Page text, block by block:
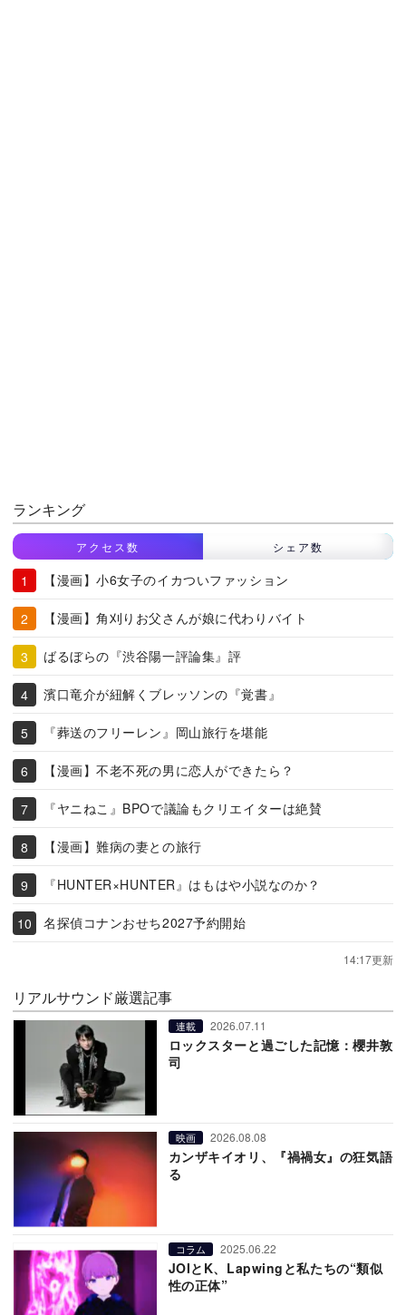
ランキング
アクセス数 シェア数
【漫画】小6女子のイカついファッション
【漫画】角刈りお父さんが娘に代わりバイト
ばるぼらの『渋谷陽一評論集』評
濱口竜介が紐解くブレッソンの『覚書』
『葬送のフリーレン』岡山旅行を堪能
【漫画】不老不死の男に恋人ができたら？
『ヤニねこ』BPOで議論もクリエイターは絶賛
【漫画】難病の妻との旅行
『HUNTER×HUNTER』はもはや小説なのか？
名探偵コナンおせち2027予約開始
14:17更新
リアルサウンド厳選記事
連載 2026.07.11
ロックスターと過ごした記憶：櫻井敦
司
映画 2026.08.08
カンザキイオリ、『禍禍女』の狂気語
る
コラム 2025.06.22
JOIとK、Lapwingと私たちの“類似
性の正体”